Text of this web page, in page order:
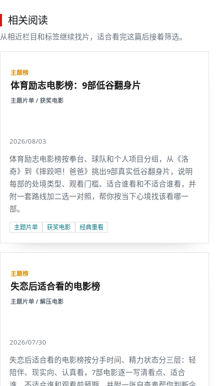
相关阅读
从相近栏目和标签继续找片，适合看完这篇后接着筛选。
主题榜
体育励志电影榜：9部低谷翻身片
主题片单 / 获奖电影
2026/08/03
体育励志电影榜按拳台、球队和个人项目分组，从《洛
奇》到《摔跤吧！爸爸》挑出9部真实低谷翻身片，说明
每部的处境类型、观看门槛、适合谁看和不适合谁看，并
附一套路线加二选一对照，帮你按当下心境找该看哪一
部。
主题片单 获奖电影 经典重看
主题榜
失恋后适合看的电影榜
主题片单 / 解压电影
2026/07/30
失恋后适合看的电影榜按分手时间、精力状态分三层：轻
陪伴、现实向、认真看，7部电影逐一写清看点、适合